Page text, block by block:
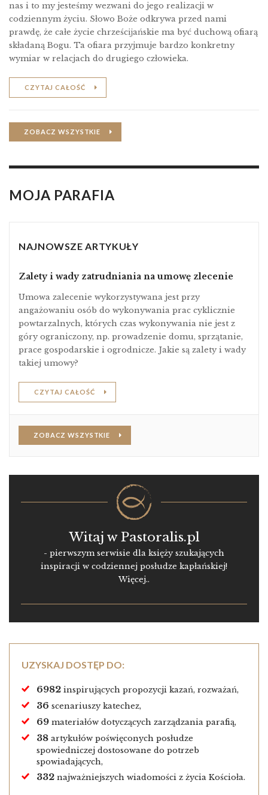
nas i to my jesteśmy wezwani do jego realizacji w
codziennym życiu. Słowo Boże odkrywa przed nami
prawdę, że całe życie chrześcĳańskie ma być duchową ofiarą
składaną Bogu. Ta ofiara przyjmuje bardzo konkretny
wymiar w relacjach do drugiego człowieka.
CZYTAJ CAŁOŚĆ
ZOBACZ WSZYSTKIE
MOJA PARAFIA
NAJNOWSZE ARTYKUŁY
Zalety i wady zatrudniania na umowę zlecenie
Umowa zalecenie wykorzystywana jest przy
angażowaniu osób do wykonywania prac cyklicznie
powtarzalnych, których czas wykonywania nie jest z
góry ograniczony, np. prowadzenie domu, sprzątanie,
prace gospodarskie i ogrodnicze. Jakie są zalety i wady
takiej umowy?
CZYTAJ CAŁOŚĆ
ZOBACZ WSZYSTKIE
Witaj w Pastoralis.pl
- pierwszym serwisie dla księży szukających
inspiracji w codziennej posłudze kapłańskiej!
Więcej..
UZYSKAJ DOSTĘP DO:
6982 inspirujących propozycji kazań, rozważań,
36 scenariuszy katechez,
69 materiałów dotyczących zarządzania parafią,
38 artykułów poświęconych posłudze
spowiedniczej dostosowane do potrzeb
spowiadających,
332 najważniejszych wiadomości z życia Kościoła.